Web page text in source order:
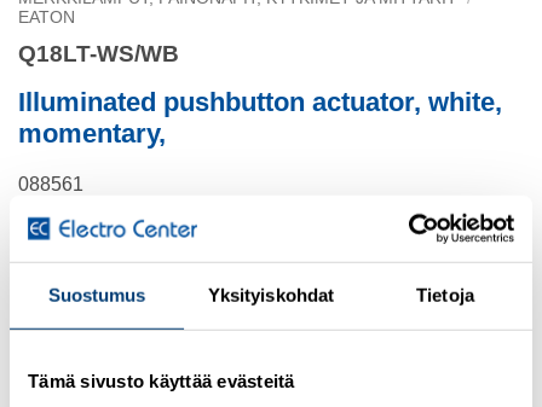
Suostumus Yksityiskohdat Tietoja
Tämä sivusto käyttää evästeitä
EATON
Q18LT-WS/WB
Illuminated pushbutton actuator, white,
momentary,
088561